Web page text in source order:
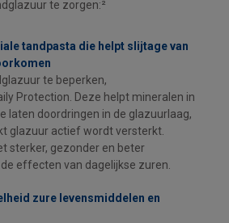
te zorgen:²
tandpasta die helpt slijtage van
te beperken,
Protection. Deze helpt mineralen in
laten doordringen in de glazuurlaag,
glazuur actief wordt versterkt.
sterker, gezonder en beter
effecten van dagelijkse zuren.
zure levensmiddelen en